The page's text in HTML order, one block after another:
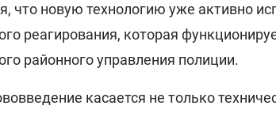
что новую технологию уже активно
реагирования, которая
районного управления полиции.
касается не только